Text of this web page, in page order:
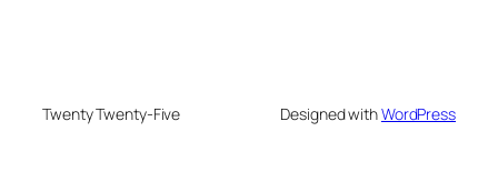
Twenty Twenty-Five Designed withWordPress